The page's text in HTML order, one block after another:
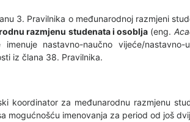
3. Pravilnika o međunarodnoj razmjeni
razmjenu studenata i osoblja (eng.
imenuje nastavno-naučno vijeće/
iz člana 38. Pravilnika.
koordinator za međunarodnu razmjenu
mogućnošću imenovanja za period od još